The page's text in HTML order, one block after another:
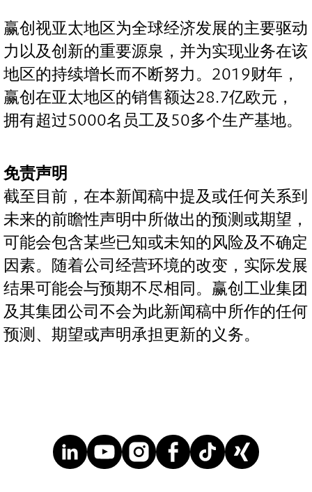
赢创视亚太地区为全球经济发展的主要驱动
力以及创新的重要源泉，并为实现业务在该
地区的持续增长而不断努力。2019财年，
赢创在亚太地区的销售额达28.7亿欧元，
拥有超过5000名员工及50多个生产基地。
免责声明
截至目前，在本新闻稿中提及或任何关系到
未来的前瞻性声明中所做出的预测或期望，
可能会包含某些已知或未知的风险及不确定
因素。随着公司经营环境的改变，实际发展
结果可能会与预期不尽相同。赢创工业集团
及其集团公司不会为此新闻稿中所作的任何
预测、期望或声明承担更新的义务。